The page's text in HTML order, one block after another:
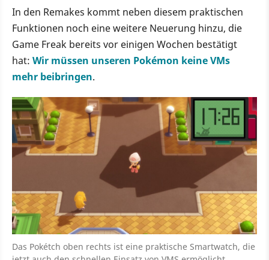
In den Remakes kommt neben diesem praktischen
Funktionen noch eine weitere Neuerung hinzu, die
Game Freak bereits vor einigen Wochen bestätigt
hat: Wir müssen unseren Pokémon keine VMs
mehr beibringen.
Das Pokétch oben rechts ist eine praktische Smartwatch, die